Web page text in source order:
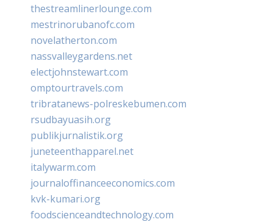
thestreamlinerlounge.com
mestrinorubanofc.com
novelatherton.com
nassvalleygardens.net
electjohnstewart.com
omptourtravels.com
tribratanews-polreskebumen.com
rsudbayuasih.org
publikjurnalistik.org
juneteenthapparel.net
italywarm.com
journaloffinanceeconomics.com
kvk-kumari.org
foodscienceandtechnology.com